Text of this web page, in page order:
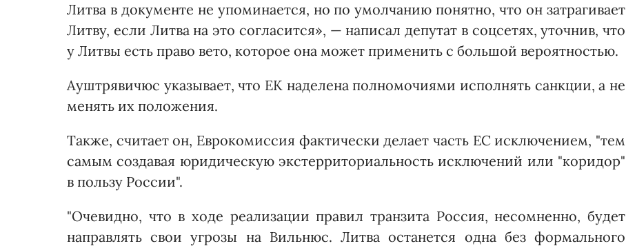
Литва в документе не упоминается, но по умолчанию понятно, что он затрагивает
Литву, если Литва на это согласится», — написал депутат в соцсетях, уточнив, что
у Литвы есть право вето, которое она может применить с большой вероятностью.
Ауштрявичюс указывает, что ЕК наделена полномочиями исполнять санкции, а не
менять их положения.
Также, считает он, Еврокомиссия фактически делает часть ЕС исключением, "тем
самым создавая юридическую экстерриториальность исключений или "коридор"
в пользу России".
"Очевидно, что в ходе реализации правил транзита Россия, несомненно, будет
направлять свои угрозы на Вильнюс. Литва останется одна без формального